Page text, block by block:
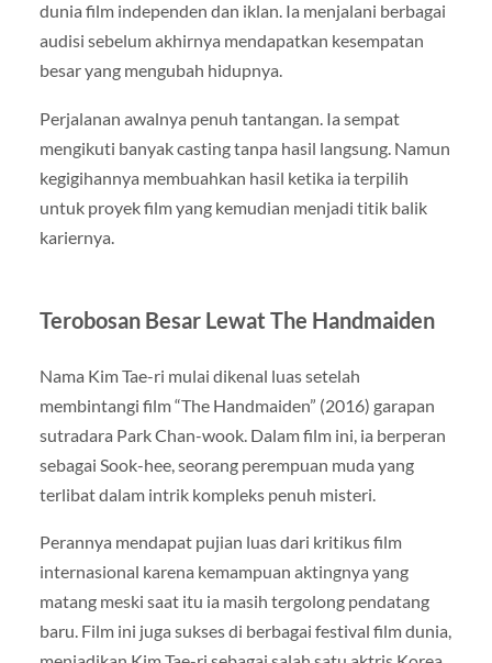
dunia film independen dan iklan. Ia menjalani berbagai
audisi sebelum akhirnya mendapatkan kesempatan
besar yang mengubah hidupnya.
Perjalanan awalnya penuh tantangan. Ia sempat
mengikuti banyak casting tanpa hasil langsung. Namun
kegigihannya membuahkan hasil ketika ia terpilih
untuk proyek film yang kemudian menjadi titik balik
kariernya.
Terobosan Besar Lewat The Handmaiden
Nama Kim Tae-ri mulai dikenal luas setelah
membintangi film “The Handmaiden” (2016) garapan
sutradara Park Chan-wook. Dalam film ini, ia berperan
sebagai Sook-hee, seorang perempuan muda yang
terlibat dalam intrik kompleks penuh misteri.
Perannya mendapat pujian luas dari kritikus film
internasional karena kemampuan aktingnya yang
matang meski saat itu ia masih tergolong pendatang
baru. Film ini juga sukses di berbagai festival film dunia,